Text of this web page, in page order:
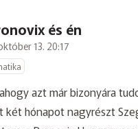
és én
13. 20:17
azt már bizonyára
két hónapot nagyrészt